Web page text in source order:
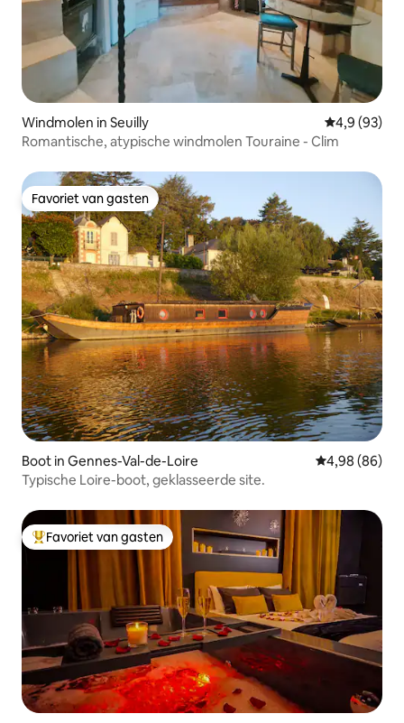
Windmolen in Seuilly Gemiddelde
4,9 (93)
Romantische, atypische windmolen Touraine - Clim
Favoriet van gasten
Favoriet van gasten
Boot in Gennes-Val-de-Loire Gemiddelde
4,98 (86)
Typische Loire-boot, geklasseerde site.
Topfavoriet van gasten
Favoriet van gasten